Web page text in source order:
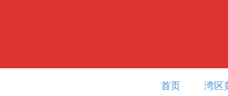
首页 湾区